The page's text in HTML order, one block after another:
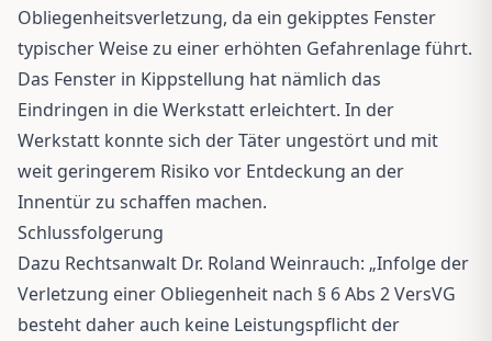
Obliegenheitsverletzung, da ein gekipptes Fenster
typischer Weise zu einer erhöhten Gefahrenlage führt.
Das Fenster in Kippstellung hat nämlich das
Eindringen in die Werkstatt erleichtert. In der
Werkstatt konnte sich der Täter ungestört und mit
weit geringerem Risiko vor Entdeckung an der
Innentür zu schaffen machen.
Schlussfolgerung
Dazu Rechtsanwalt Dr. Roland Weinrauch: „Infolge der
Verletzung einer Obliegenheit nach § 6 Abs 2 VersVG
besteht daher auch keine Leistungspflicht der